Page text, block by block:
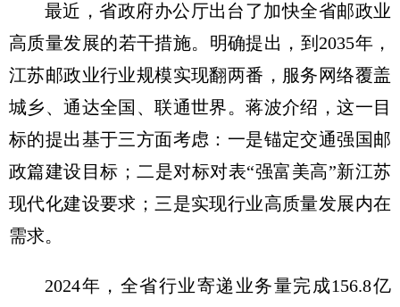
最近，省政府办公厅出台了加快全省邮政业
高质量发展的若干措施。明确提出，到2035年，
江苏邮政业行业规模实现翻两番，服务网络覆盖
城乡、通达全国、联通世界。蒋波介绍，这一目
标的提出基于三方面考虑：一是锚定交通强国邮
政篇建设目标；二是对标对表“强富美高”新江苏
现代化建设要求；三是实现行业高质量发展内在
需求。
2024年，全省行业寄递业务量完成156.8亿